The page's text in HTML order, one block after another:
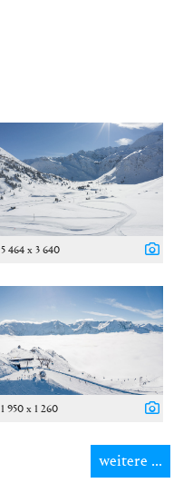
5 464 x 3 640
1 950 x 1 260
weitere ...